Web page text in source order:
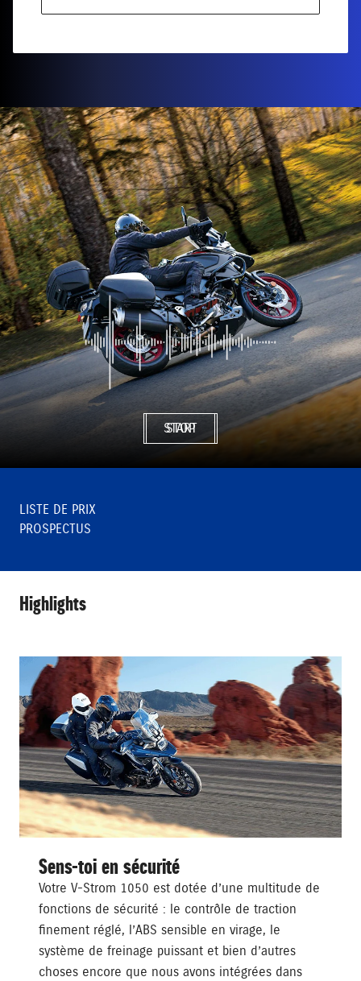
STOP
START
LISTE DE PRIX
PROSPECTUS
Highlights
Sens-toi en sécurité
Votre V-Strom 1050 est dotée d’une multitude de
fonctions de sécurité : le contrôle de traction
finement réglé, l’ABS sensible en virage, le
système de freinage puissant et bien d’autres
choses encore que nous avons intégrées dans